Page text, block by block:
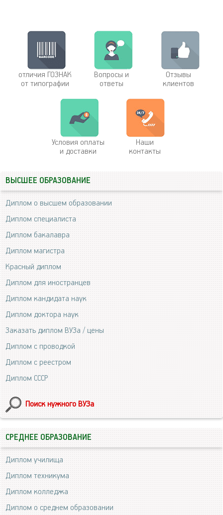
отличия ГОЗНАК
от типографии
Вопросы и
ответы
Отзывы
клиентов
Условия оплаты
и доставки
Наши
контакты
ВЫСШЕЕ ОБРАЗОВАНИЕ
Диплом о высшем образовании
Диплом специалиста
Диплом бакалавра
Диплом магистра
Красный диплом
Диплом для иностранцев
Диплом кандидата наук
Диплом доктора наук
Заказать диплом ВУЗа / цены
Диплом с проводкой
Диплом с реестром
Диплом СССР
Поиск нужного ВУЗа
СРЕДНЕЕ ОБРАЗОВАНИЕ
Диплом училища
Диплом техникума
Диплом колледжа
Диплом о среднем образовании